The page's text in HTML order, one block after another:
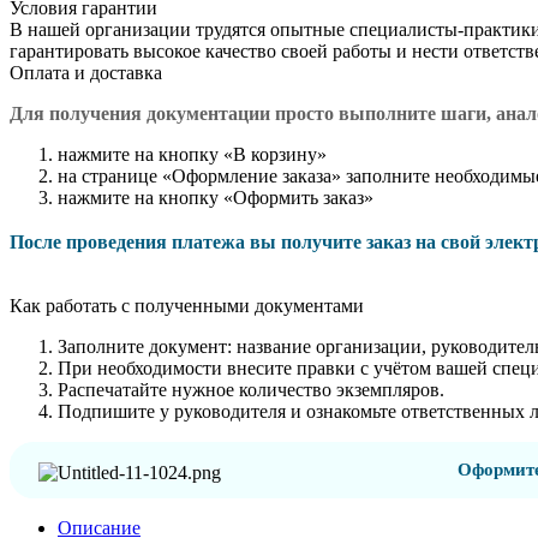
Условия гарантии
В нашей организации трудятся опытные специалисты-
гарантировать высокое качество своей работы и нести
Оплата и доставка
Для получения документации просто выполните шаги,
нажмите на кнопку «В корзину»
на странице «Оформление заказа» заполните
нажмите на кнопку «Оформить заказ»
После проведения платежа вы получите заказ на свой
Как работать с полученными документами
Заполните документ: название организации,
При необходимости внесите правки с учётом вашей
Распечатайте нужное количество экземпляров.
Подпишите у руководителя и ознакомьте ответственных
Описание